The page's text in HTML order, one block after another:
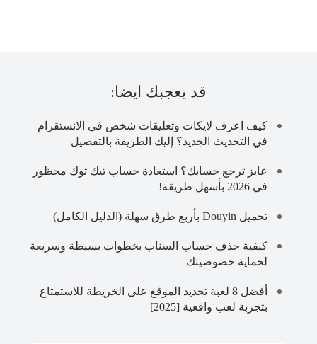
قد يعجبك ايضا:
كيف اعرف لايكات وتعليقات شخص في الانستقرام
في التحديث الجديد؟ إليك الطريقة بالتفصيل
عايز ترجع حسابك؟ استعادة حساب تيك توك محظور
في 2026 بأسهل طريقة!
تحميل Douyin بأربع طرق سهلة (الدليل الكامل)
كيفية حذف حساب السناب بخطوات بسيطة وسريعة
لحماية خصوصيتك
أفضل 8 لعبة تحديد الموقع على الخريطة للاستمتاع
بتجربة لعب واقعية [2025]